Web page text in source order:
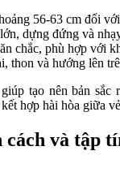
56-63 cm đối
dựng đứng và
chắc, phù hợp với
thon và hướng lên
tạo nên bản sắc
hợp hài hòa giữa
và tập